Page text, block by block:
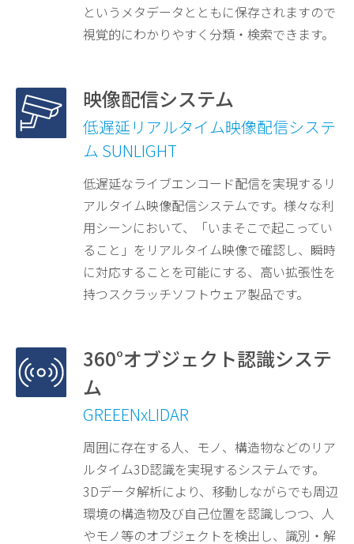
というメタデータとともに保存されますので
視覚的にわかりやすく分類・検索できます。
映像配信システム
低遅延リアルタイム映像配信システ
ム SUNLIGHT
低遅延なライブエンコード配信を実現するリ
アルタイム映像配信システムです。様々な利
用シーンにおいて、「いまそこで起こってい
ること」をリアルタイム映像で確認し、瞬時
に対応することを可能にする、高い拡張性を
持つスクラッチソフトウェア製品です。
360°オブジェクト認識システ
ム
GREEENxLIDAR
周囲に存在する人、モノ、構造物などのリア
ルタイム3D認識を実現するシステムです。
3Dデータ解析により、移動しながらでも周辺
環境の構造物及び自己位置を認識しつつ、人
やモノ等のオブジェクトを検出し、識別・解